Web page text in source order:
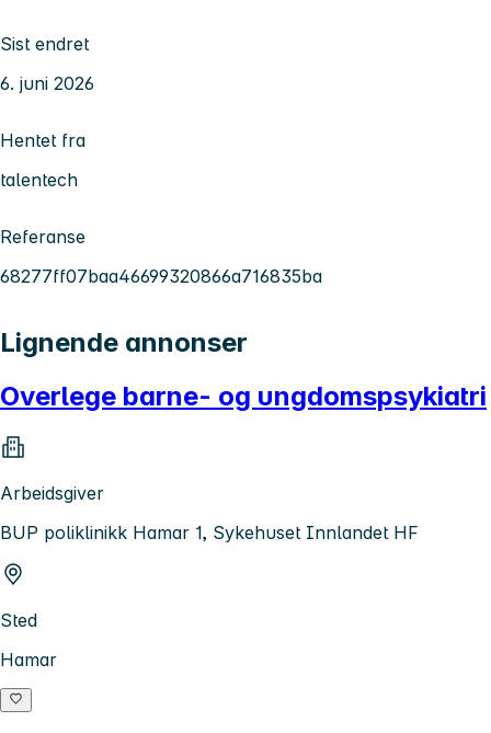
Sist endret
6. juni 2026
Hentet fra
talentech
Referanse
68277ff07baa46699320866a716835ba
Lignende annonser
Overlege barne- og ungdomspsykiatri
Arbeidsgiver
BUP poliklinikk Hamar 1, Sykehuset Innlandet HF
Sted
Hamar